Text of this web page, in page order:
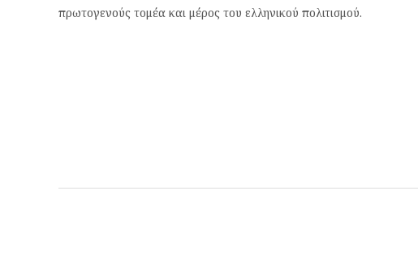
πρωτογενούς τομέα και μέρος του ελληνικού πολιτισμού.